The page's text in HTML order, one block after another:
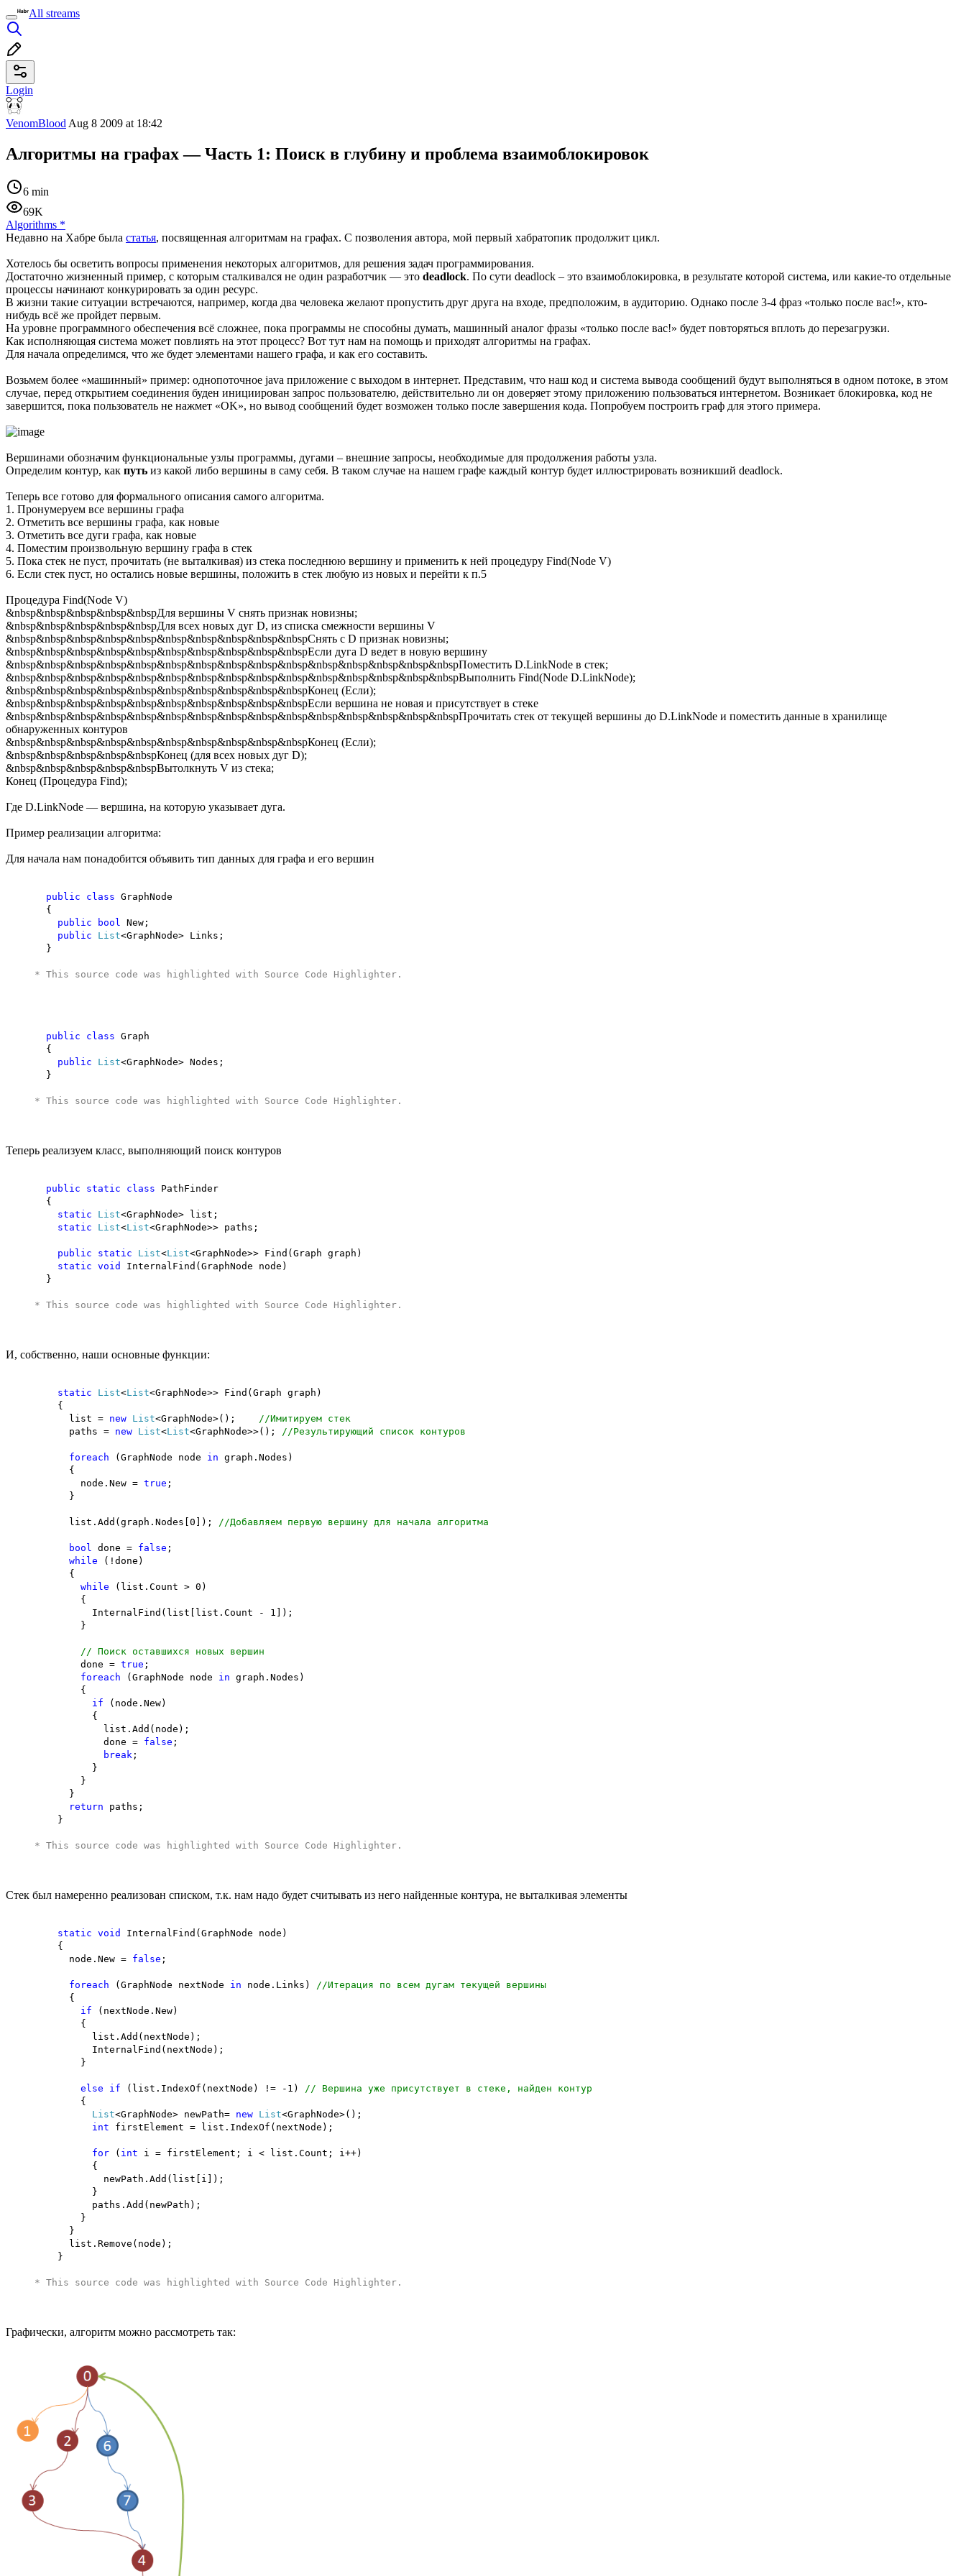
All streams
Login
VenomBlood Aug 8 2009 at 18:42
Алгоритмы на графах — Часть 1: Поиск в глубину и проблема взаимоблокировок
6 min
69K
Algorithms *
Недавно на Хабре была статья, посвященная алгоритмам на графах. С позволения автора, мой первый хабратопик продолжит цикл.
Хотелось бы осветить вопросы применения некоторых алгоритмов, для решения задач программирования.
Достаточно жизненный пример, с которым сталкивался не один разработчик — это deadlock. По сути deadlock – это взаимоблокировка, в результате которой система, или какие-то отдельные
процессы начинают конкурировать за один ресурс.
В жизни такие ситуации встречаются, например, когда два человека желают пропустить друг друга на входе, предположим, в аудиторию. Однако после 3-4 фраз «только после вас!», кто-
нибудь всё же пройдет первым.
На уровне программного обеспечения всё сложнее, пока программы не способны думать, машинный аналог фразы «только после вас!» будет повторяться вплоть до перезагрузки.
Как исполняющая система может повлиять на этот процесс? Вот тут нам на помощь и приходят алгоритмы на графах.
Для начала определимся, что же будет элементами нашего графа, и как его составить.
Возьмем более «машинный» пример: однопоточное java приложение с выходом в интернет. Представим, что наш код и система вывода сообщений будут выполняться в одном потоке, в этом
случае, перед открытием соединения буден инициирован запрос пользователю, действительно ли он доверяет этому приложению пользоваться интернетом. Возникает блокировка, код не
завершится, пока пользователь не нажмет «OK», но вывод сообщений будет возможен только после завершения кода. Попробуем построить граф для этого примера.
Вершинами обозначим функциональные узлы программы, дугами – внешние запросы, необходимые для продолжения работы узла.
Определим контур, как путь из какой либо вершины в саму себя. В таком случае на нашем графе каждый контур будет иллюстрировать возникший deadlock.
Теперь все готово для формального описания самого алгоритма.
1. Пронумеруем все вершины графа
2. Отметить все вершины графа, как новые
3. Отметить все дуги графа, как новые
4. Поместим произвольную вершину графа в стек
5. Пока стек не пуст, прочитать (не выталкивая) из стека последнюю вершину и применить к ней процедуру Find(Node V)
6. Если стек пуст, но остались новые вершины, положить в стек любую из новых и перейти к п.5
Процедура Find(Node V)
&nbsp&nbsp&nbsp&nbsp&nbspДля вершины V снять признак новизны;
&nbsp&nbsp&nbsp&nbsp&nbspДля всех новых дуг D, из списка смежности вершины V
&nbsp&nbsp&nbsp&nbsp&nbsp&nbsp&nbsp&nbsp&nbsp&nbspСнять с D признак новизны;
&nbsp&nbsp&nbsp&nbsp&nbsp&nbsp&nbsp&nbsp&nbsp&nbspЕсли дуга D ведет в новую вершину
&nbsp&nbsp&nbsp&nbsp&nbsp&nbsp&nbsp&nbsp&nbsp&nbsp&nbsp&nbsp&nbsp&nbsp&nbspПоместить D.LinkNode в стек;
&nbsp&nbsp&nbsp&nbsp&nbsp&nbsp&nbsp&nbsp&nbsp&nbsp&nbsp&nbsp&nbsp&nbsp&nbspВыполнить Find(Node D.LinkNode);
&nbsp&nbsp&nbsp&nbsp&nbsp&nbsp&nbsp&nbsp&nbsp&nbspКонец (Если);
&nbsp&nbsp&nbsp&nbsp&nbsp&nbsp&nbsp&nbsp&nbsp&nbspЕсли вершина не новая и присутствует в стеке
&nbsp&nbsp&nbsp&nbsp&nbsp&nbsp&nbsp&nbsp&nbsp&nbsp&nbsp&nbsp&nbsp&nbsp&nbspПрочитать стек от текущей вершины до D.LinkNode и поместить данные в хранилище
обнаруженных контуров
&nbsp&nbsp&nbsp&nbsp&nbsp&nbsp&nbsp&nbsp&nbsp&nbspКонец (Если);
&nbsp&nbsp&nbsp&nbsp&nbspКонец (для всех новых дуг D);
&nbsp&nbsp&nbsp&nbsp&nbspВытолкнуть V из стека;
Конец (Процедура Find);
Где D.LinkNode — вершина, на которую указывает дуга.
Пример реализации алгоритма:
Для начала нам понадобится объявить тип данных для графа и его вершин
public class GraphNode
{
public
bool
New;
public
List<GraphNode> Links;
}
* This source code was highlighted with Source Code Highlighter .
public class Graph
{
public
List<GraphNode> Nodes;
}
* This source code was highlighted with Source Code Highlighter .
Теперь реализуем класс, выполняющий поиск контуров
public static class PathFinder
{
static
List<GraphNode> list;
static
List<List<GraphNode>> paths;
public static List<List<GraphNode>> Find(Graph graph)
static void
InternalFind(GraphNode node)
}
* This source code was highlighted with Source Code Highlighter .
И, собственно, наши основные функции:
static List<List<GraphNode>> Find(Graph graph)
{
list = new List<GraphNode>();
//Имитируем стек
paths = new List<List<GraphNode>>(); //Результирующий список контуров
foreach (GraphNode node in graph.Nodes)
{
node.New = true ;
}
list.Add(graph.Nodes[0]); //Добавляем первую вершину для начала алгоритма
bool done = false ;
while (!done)
{
while (list.Count > 0)
{
InternalFind(list[list.Count - 1]);
}
// Поиск оставшихся новых вершин
done = true ;
foreach (GraphNode node in graph.Nodes)
{
if (node.New)
{
list.Add(node);
done = false ;
break ;
}
}
}
return paths;
}
* This source code was highlighted with Source Code Highlighter .
Стек был намеренно реализован списком, т.к. нам надо будет считывать из него найденные контура, не выталкивая элементы
static void
InternalFind(GraphNode node)
{
node.New = false ;
foreach (GraphNode nextNode in node.Links)
//Итерация по всем дугам текущей вершины
{
if (nextNode.New)
{
list.Add(nextNode);
InternalFind(nextNode);
}
else if (list.IndexOf(nextNode) != -1)
// Вершина уже присутствует в стеке, найден контур
{
List<GraphNode> newPath= new List<GraphNode>();
int firstElement = list.IndexOf(nextNode);
for ( int i = firstElement; i < list.Count; i++)
{
newPath.Add(list[i]);
}
paths.Add(newPath);
}
}
list.Remove(node);
}
* This source code was highlighted with Source Code Highlighter .
Графически, алгоритм можно рассмотреть так: